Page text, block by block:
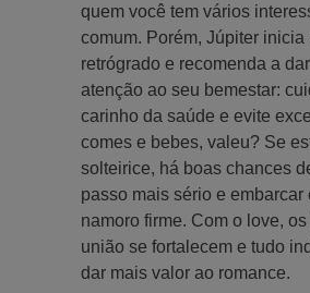
quem você tem vários
comum. Porém, Júpiter inicia
retrógrado e recomenda a
atenção ao seu bemestar:
carinho da saúde e evite
comes e bebes, valeu? Se
solteirice, há boas chances
passo mais sério e embarcar
namoro firme. Com o love,
união se fortalecem e tudo
dar mais valor ao romance.